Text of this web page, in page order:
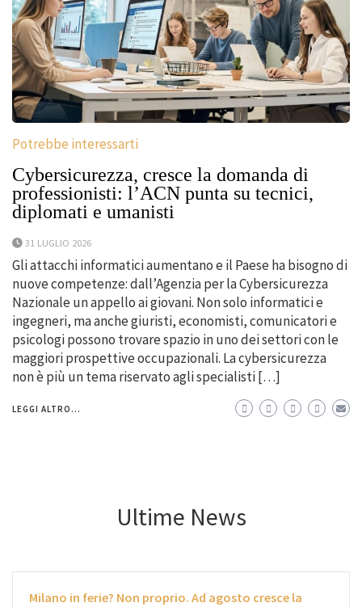
Potrebbe interessarti
Cybersicurezza, cresce la domanda di
professionisti: l’ACN punta su tecnici,
diplomati e umanisti
31 LUGLIO 2026
Gli attacchi informatici aumentano e il Paese ha bisogno di
nuove competenze: dall’Agenzia per la Cybersicurezza
Nazionale un appello ai giovani. Non solo informatici e
ingegneri, ma anche giuristi, economisti, comunicatori e
psicologi possono trovare spazio in uno dei settori con le
maggiori prospettive occupazionali. La cybersicurezza
non è più un tema riservato agli specialisti […]
LEGGI ALTRO...
Ultime News
Milano in ferie? Non proprio. Ad agosto cresce la